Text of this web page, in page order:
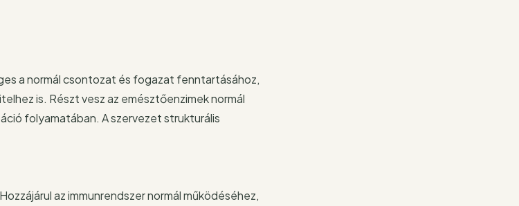
a normál csontozat és fogazat fenntartásához,
is. Részt vesz az emésztőenzimek normál
folyamatában. A szervezet strukturális
az immunrendszer normál működéséhez,